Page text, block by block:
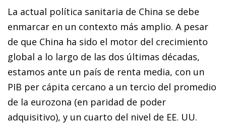
La actual política sanitaria de China se debe
enmarcar en un contexto más amplio. A pesar
de que China ha sido el motor del crecimiento
global a lo largo de las dos últimas décadas,
estamos ante un país de renta media, con un
PIB per cápita cercano a un tercio del promedio
de la eurozona (en paridad de poder
adquisitivo), y un cuarto del nivel de EE. UU.